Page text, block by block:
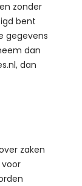
zonder
bent
gegevens
dan
, dan
zaken